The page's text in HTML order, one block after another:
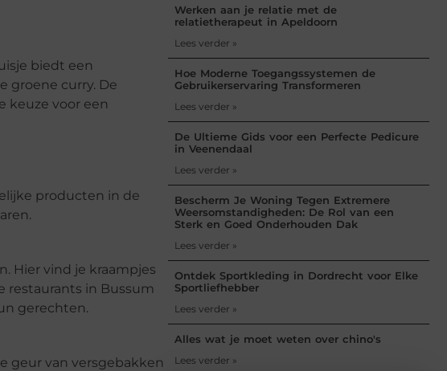
biedt een
groene curry. De
keuze voor een
producten in de
Hier vind je kraampjes
restaurants in Bussum
gerechten.
geur van versgebakken
Werken aan je relatie met de
relatietherapeut in Apeldoorn
Lees verder »
Hoe Moderne Toegangssystemen de
Gebruikerservaring Transformeren
Lees verder »
De Ultieme Gids voor een Perfecte Pedicure
in Veenendaal
Lees verder »
Bescherm Je Woning Tegen Extremere
Weersomstandigheden: De Rol van een
Sterk en Goed Onderhouden Dak
Lees verder »
Ontdek Sportkleding in Dordrecht voor Elke
Sportliefhebber
Lees verder »
Alles wat je moet weten over chino's
Lees verder »